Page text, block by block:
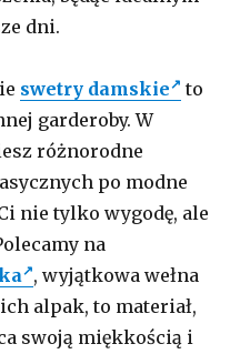
dni.
swetry damskie
to
garderoby. W
różnorodne
po modne
nie tylko wygodę, ale
na
, wyjątkowa wełna
alpak, to materiał,
swoją miękkością i